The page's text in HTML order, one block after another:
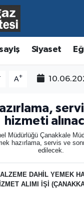
Siyaset
A+
hizmeti
Müdürlüğü Çanakkale
hazırlama, servis ve
edilecek.
DAHİL YEMEK
ALIMI İŞİ
Sanat
Haberleri